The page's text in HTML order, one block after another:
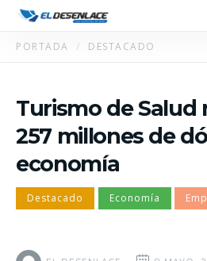
PORTADA DESTACADO
Turismo de
257 millones de
economía
Destacado Economía